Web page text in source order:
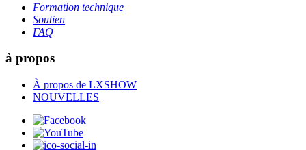
Formation technique
Soutien
FAQ
à propos
À propos de LXSHOW
NOUVELLES